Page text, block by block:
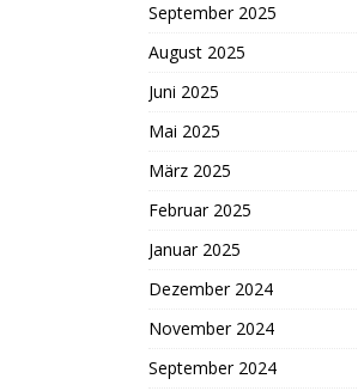
September 2025
August 2025
Juni 2025
Mai 2025
März 2025
Februar 2025
Januar 2025
Dezember 2024
November 2024
September 2024